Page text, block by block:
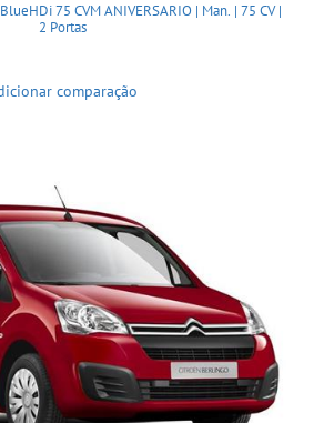
75 CVM ANIVERSARIO | Man. | 75 CV |
2 Portas
comparação